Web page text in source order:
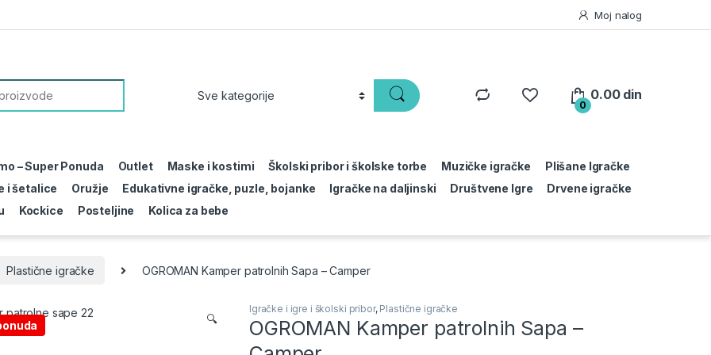
Moj nalog
0
0.00 din
– Super Ponuda Outlet Maske i kostimi Školski pribor i školske torbe Muzičke igračke
Plišane Igračke
i šetalice
Oružje Edukativne igračke, puzle, bojanke Igračke na daljinski Društvene Igre
Drvene igračke
Kockice Posteljine Kolica za bebe
Plastične igračke OGROMAN Kamper patrolnih Sapa – Camper
🔍
Igračke i igre i školski pribor, Plastične igračke
OGROMAN Kamper patrolnih Sapa –